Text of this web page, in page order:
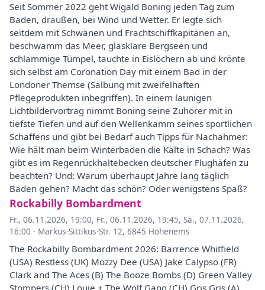
Seit Sommer 2022 geht Wigald Boning jeden Tag zum
Baden, draußen, bei Wind und Wetter. Er legte sich
seitdem mit Schwänen und Frachtschiffkapitänen an,
beschwamm das Meer, glasklare Bergseen und
schlammige Tümpel, tauchte in Eislöchern ab und krönte
sich selbst am Coronation Day mit einem Bad in der
Londoner Themse (Salbung mit zweifelhaften
Pflegeprodukten inbegriffen). In einem launigen
Lichtbildervortrag nimmt Boning seine Zuhörer mit in
tiefste Tiefen und auf den Wellenkamm seines sportlichen
Schaffens und gibt bei Bedarf auch Tipps für Nachahmer:
Wie hält man beim Winterbaden die Kälte in Schach? Was
gibt es im Regenrückhaltebecken deutscher Flughäfen zu
beachten? Und: Warum überhaupt Jahre lang täglich
Baden gehen? Macht das schön? Oder wenigstens Spaß?
Rockabilly Bombardment
Fr., 06.11.2026, 19:00, Fr., 06.11.2026, 19:45, Sa., 07.11.2026,
16:00 · Markus-Sittikus-Str. 12, 6845 Hohenems
The Rockabilly Bombardment 2026: Barrence Whitfield
(USA) Restless (UK) Mozzy Dee (USA) Jake Calypso (FR)
Clark and The Aces (B) The Booze Bombs (D) Green Valley
Stompers (CH) Louie + The Wolf Gang (CH) Gris Gris (A)